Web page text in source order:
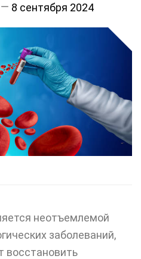
8 сентября 2024
неотъемлемой
заболеваний,
восстановить